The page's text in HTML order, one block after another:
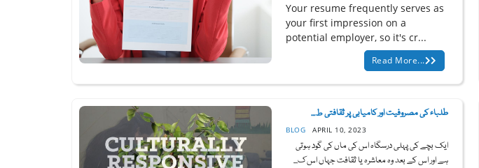
Your resume frequently serves as
your first impression on a
potential employer, so it's cr...
Read More...
طلباء کی مصروفیت اور کامیابی پر ثقافتی ط...
BLOG APRIL 10, 2023
ایک بچے کی پہلی درسگاہ اس کی ماں کی گود ہوتی
ہے اور اس کے بعد وہ معاشرہ یا ثقافت جہاں اس ک...